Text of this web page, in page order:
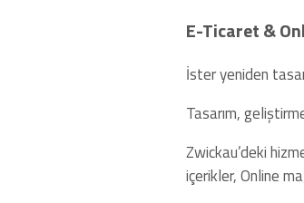
E-Ticaret &
İster yeniden
Tasarım,
Zwickau’deki
içerikler, Online